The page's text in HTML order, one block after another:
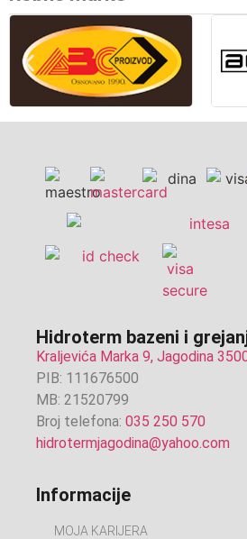
Hidroterm bazeni i
Kraljevića Marka 9, Jagodina
PIB: 111676500
MB: 21520799
Broj telefona: 035 250 570
hidrotermjagodina@yahoo.com
Informacije
MOJA KARIJERA